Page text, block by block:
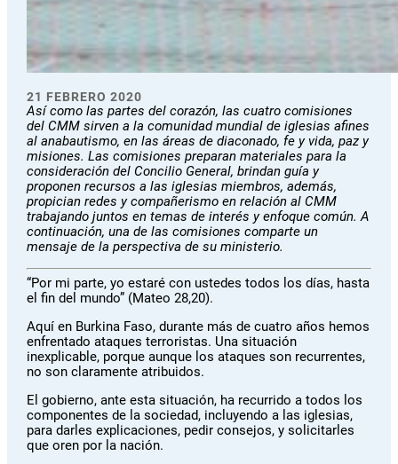
21 FEBRERO 2020
Así como las partes del corazón, las cuatro comisiones
del CMM sirven a la comunidad mundial de iglesias afines
al anabautismo, en las áreas de diaconado, fe y vida, paz y
misiones. Las comisiones preparan materiales para la
consideración del Concilio General, brindan guía y
proponen recursos a las iglesias miembros, además,
propician redes y compañerismo en relación al CMM
trabajando juntos en temas de interés y enfoque común. A
continuación, una de las comisiones comparte un
mensaje de la perspectiva de su ministerio.
“Por mi parte, yo estaré con ustedes todos los días, hasta
el fin del mundo” (Mateo 28,20).
Aquí en Burkina Faso, durante más de cuatro años hemos
enfrentado ataques terroristas. Una situación
inexplicable, porque aunque los ataques son recurrentes,
no son claramente atribuidos.
El gobierno, ante esta situación, ha recurrido a todos los
componentes de la sociedad, incluyendo a las iglesias,
para darles explicaciones, pedir consejos, y solicitarles
que oren por la nación.